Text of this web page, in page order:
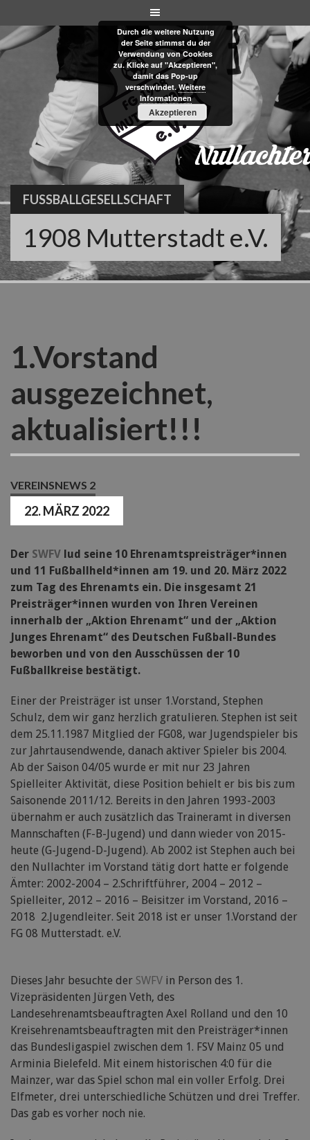
to
content
FUSSBALLGESELLSCHAFT
1908 Mutterstadt e.V.
1.Vorstand
ausgezeichnet,
aktualisiert!!!
VEREINSNEWS 2
22. MÄRZ 2022
Der SWFV lud seine 10 Ehrenamtspreisträger*innen
und 11 Fußballheld*innen am 19. und 20. März 2022
zum Tag des Ehrenamts ein. Die insgesamt 21
Preisträger*innen wurden von Ihren Vereinen
innerhalb der „Aktion Ehrenamt“ und der „Aktion
Junges Ehrenamt“ des Deutschen Fußball-Bundes
beworben und von den Ausschüssen der 10
Fußballkreise bestätigt.
Einer der Preisträger ist unser 1.Vorstand, Stephen
Schulz, dem wir ganz herzlich gratulieren. Stephen ist seit
dem 25.11.1987 Mitglied der FG08, war Jugendspieler bis
zur Jahrtausendwende, danach aktiver Spieler bis 2004.
Ab der Saison 04/05 wurde er mit nur 23 Jahren
Spielleiter Aktivität, diese Position behielt er bis bis zum
Saisonende 2011/12. Bereits in den Jahren 1993-2003
übernahm er auch zusätzlich das Traineramt in diversen
Mannschaften (F-B-Jugend) und dann wieder von 2015-
heute (G-Jugend-D-Jugend). Ab 2002 ist Stephen auch bei
den Nullachter im Vorstand tätig dort hatte er folgende
Ämter: 2002-2004 – 2.Schriftführer, 2004 – 2012 –
Spielleiter, 2012 – 2016 – Beisitzer im Vorstand, 2016 –
2018 2.Jugendleiter. Seit 2018 ist er unser 1.Vorstand der
FG 08 Mutterstadt. e.V.
Dieses Jahr besuchte der SWFV in Person des 1.
Vizepräsidenten Jürgen Veth, des
Landesehrenamtsbeauftragten Axel Rolland und den 10
Kreisehrenamtsbeauftragten mit den Preisträger*innen
das Bundesligaspiel zwischen dem 1. FSV Mainz 05 und
Arminia Bielefeld. Mit einem historischen 4:0 für die
Mainzer, war das Spiel schon mal ein voller Erfolg. Drei
Elfmeter, drei unterschiedliche Schützen und drei Treffer.
Das gab es vorher noch nie.
Durch die weitere Nutzung
der Seite stimmst du der
Verwendung von Cookies
zu. Klicke auf "Akzeptieren",
damit das Pop-up
verschwindet.Weitere
Informationen
Akzeptieren